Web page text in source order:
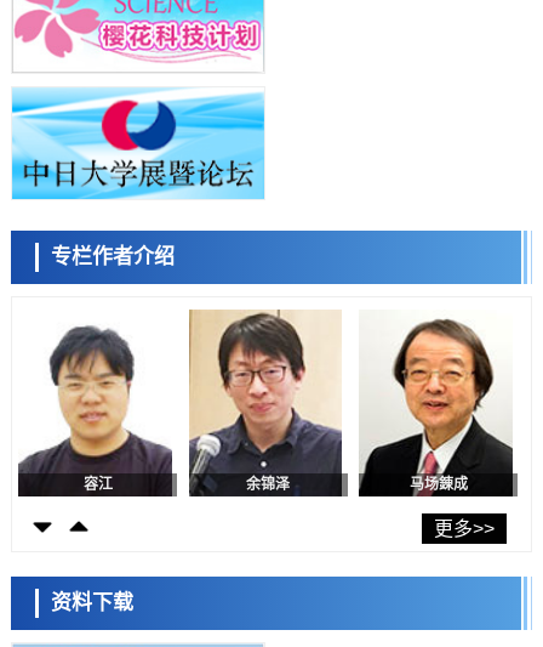
子抑制发作
科学研究
九州大学揭示夜间眼压升高机制：两种激素波动叠加所致
科学研究
东京都产技研采用新手法开发出可稳定工作至300℃的介电材料，已验
证电容器可在汽车发动机等高温环境下工作
经济・社会
日本生成式AI使用者占比一年内翻倍，但与中美德仍有较大差距
政策
日本修订首都直下型地震紧急对策：目标为死亡人数至少减半，重点强
化火灾防控
福井大学发现细胞记忆过往并抑制反应的机制，阐明即便DNA相同反应
迥异之谜
科学研究
神户大学确认口服癌症疫苗B440单药给药的安全性，在转移性尿路上皮
癌患者中开展临床试验
日本发布《令和8年版科学技术与创新白皮书》，解读第七期基本计划
首年度政策方向
科学研究
东京大学发现可诱导细胞死亡的新型信使物质
东京都健康长寿医疗中心跨器官揭示衰老过程中的糖链变化
科学研究
专栏作者介绍
小岩井忠道
陈小牧 李鸥 安宁
容江 余锦泽 马场錬成
更多>>
资料下载